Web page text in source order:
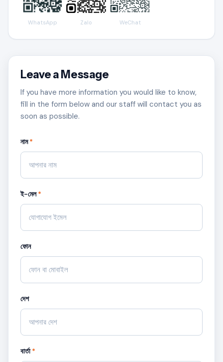
WhatsApp Zalo WeChat
Leave a Message
If you have more information you would like to know,
fill in the form below and our staff will contact you as
soon as possible.
নাম*
ই-মেল*
ফোন
দেশ
বার্তা*